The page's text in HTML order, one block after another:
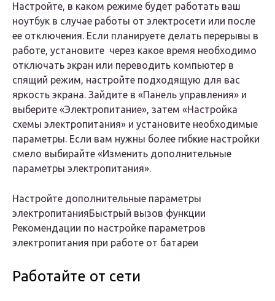
Настройте, в каком режиме будет работать ваш
ноутбук в случае работы от электросети или после
ее отключения. Если планируете делать перерывы в
работе, установите через какое время необходимо
отключать экран или переводить компьютер в
спящий режим, настройте подходящую для вас
яркость экрана. Зайдите в «Панель управления» и
выберите «Электропитание», затем «Настройка
схемы электропитания» и установите необходимые
параметры. Если вам нужны более гибкие настройки
смело выбирайте «Изменить дополнительные
параметры электропитания».
Настройте дополнительные параметры
электропитанияБыстрый вызов функции
Рекомендации по настройке параметров
электропитания при работе от батареи
Работайте от сети